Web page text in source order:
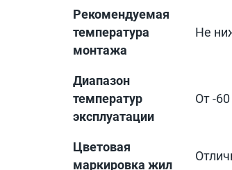
Рекомендуемая
температура
монтажа
Не
Диапазон
температур
эксплуатации
От -
Цветовая
маркировка жил